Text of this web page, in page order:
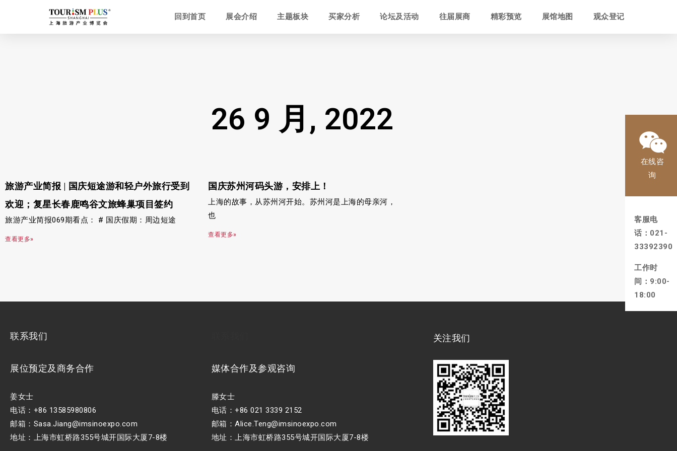
回到首页 展会介绍 主题板块 买家分析 论坛及活动 往届展商 精彩预览 展馆地图 观众登记
26 9 月, 2022
旅游产业简报 | 国庆短途游和轻户外旅行受到
欢迎；复星长春鹿鸣谷文旅蜂巢项目签约
旅游产业简报069期看点： # 国庆假期：周边短途
查看更多»
国庆苏州河码头游，安排上！
上海的故事，从苏州河开始。苏州河是上海的母亲河，
也
查看更多»
联系我们
展位预定及商务合作
姜女士
电话：+86 13585980806
邮箱：Sasa.Jiang@imsinoexpo.com
地址：上海市虹桥路355号城开国际大厦7-8楼
媒体合作及参观咨询
滕女士
电话：+86 021 3339 2152
邮箱：Alice.Teng@imsinoexpo.com
地址：上海市虹桥路355号城开国际大厦7-8楼
关注我们
在线咨
询
客服电
话：021-
33392390
工作时
间：9:00-
18:00